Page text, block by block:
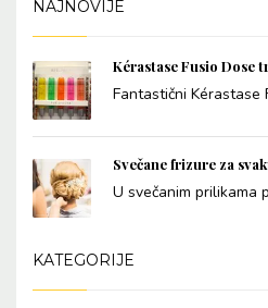
NAJNOVIJE
Kérastase Fusio Dose
Fantastični Kérastase
Svečane frizure za
U svečanim prilikama
KATEGORIJE